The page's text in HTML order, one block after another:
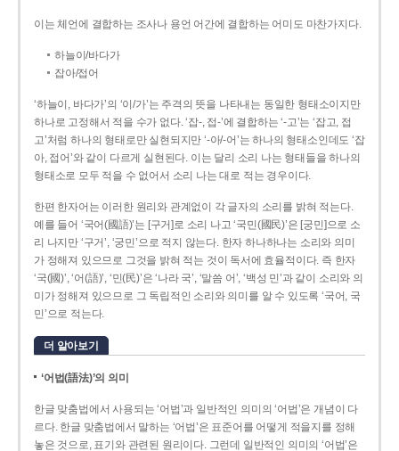
이는 체언에 결합하는 조사나 용언 어간에 결합하는 어미도 마찬가지다.
하늘이/바다가
잡아/접어
‘하늘이, 바다가’의 ‘이/가’는 주격의 뜻을 나타내는 동일한 형태소이지만
하나로 고정해서 적을 수가 없다. ‘잡-, 접-’에 결합하는 ‘-고’는 ‘잡고, 접
고’처럼 하나의 형태로만 실현되지만 ‘-아/-어’는 하나의 형태소인데도 ‘잡
아, 접어’와 같이 다르게 실현된다. 이는 달리 소리 나는 형태들을 하나의
형태소로 모두 적을 수 없어서 소리 나는 대로 적는 경우이다.
한편 한자어는 이러한 원리와 관계없이 각 글자의 소리를 밝혀 적는다.
예를 들어 ‘국어(國語)’는 [구거]로 소리 나고 ‘국민(國民)’은 [궁민]으로 소
리 나지만 ‘구거’, ‘궁민’으로 적지 않는다. 한자 하나하나는 소리와 의미
가 정해져 있으므로 그것을 밝혀 적는 것이 독서에 효율적이다. 즉 한자
‘국(國)’, ‘어(語)’, ‘민(民)’은 ‘나라 국’, ‘말씀 어’, ‘백성 민’과 같이 소리와 의
미가 정해져 있으므로 그 독립적인 소리와 의미를 알 수 있도록 ‘국어, 국
민’으로 적는다.
더 알아보기
‘어법(語法)’의 의미
한글 맞춤법에서 사용되는 ‘어법’과 일반적인 의미의 ‘어법’은 개념이 다
르다. 한글 맞춤법에서 말하는 ‘어법’은 표준어를 어떻게 적을지를 정해
놓은 것으로, 표기와 관련된 원리이다. 그런데 일반적인 의미의 ‘어법’은